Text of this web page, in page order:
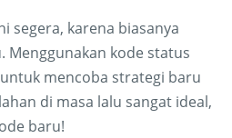
segera, karena biasanya
Menggunakan kode status
mencoba strategi baru
di masa lalu sangat ideal,
baru!